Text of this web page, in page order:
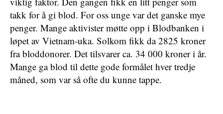
takk for å gi blod. For oss unge var det ganske mye
penger. Mange aktivister møtte opp i Blodbanken i
løpet av Vietnam-uka. Solkom fikk da 2825 kroner
fra bloddonorer. Det tilsvarer ca. 34 000 kroner i år.
Mange ga blod til dette gode formålet hver tredje
måned, som var så ofte du kunne tappe.